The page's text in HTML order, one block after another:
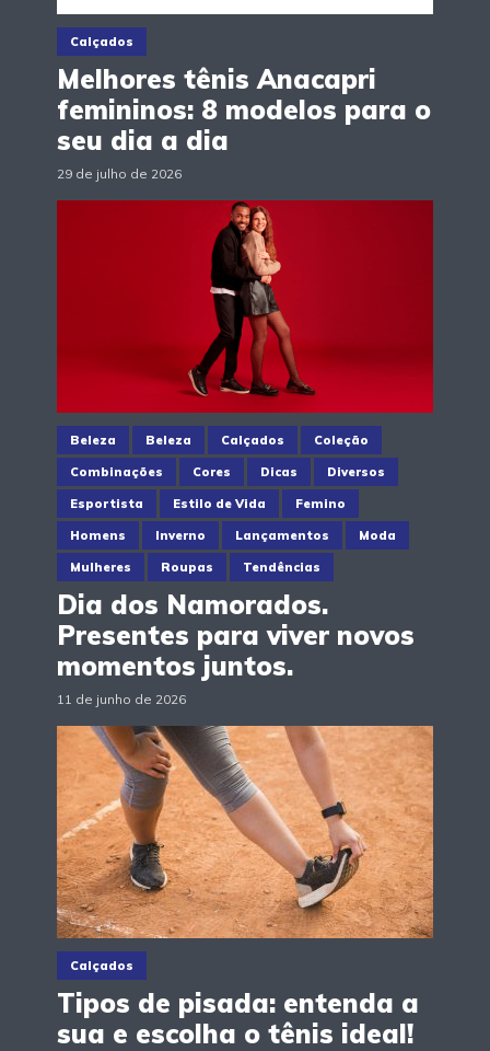
Calçados
Melhores tênis Anacapri
femininos: 8 modelos para o
seu dia a dia
29 de julho de 2026
Beleza Beleza Calçados Coleção
Combinações Cores Dicas Diversos
Esportista Estilo de Vida Femino
Homens Inverno Lançamentos Moda
Mulheres Roupas Tendências
Dia dos Namorados.
Presentes para viver novos
momentos juntos.
11 de junho de 2026
Calçados
Tipos de pisada: entenda a
sua e escolha o tênis ideal!